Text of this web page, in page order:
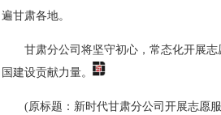
遍甘肃各地。
甘肃分公司将坚守初心，常态化开展
国建设贡献力量。
(原标题：新时代甘肃分公司开展志愿